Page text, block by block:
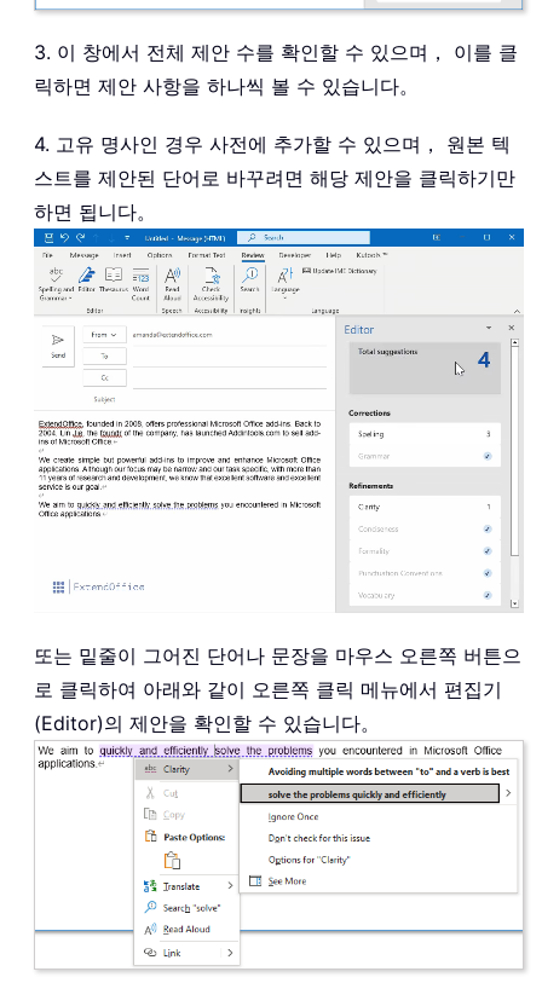
3. 이 창에서 전체 제안 수를 확인할 수 있으며， 이를 클
릭하면 제안 사항을 하나씩 볼 수 있습니다。
4. 고유 명사인 경우 사전에 추가할 수 있으며， 원본 텍
스트를 제안된 단어로 바꾸려면 해당 제안을 클릭하기만
하면 됩니다。
또는 밑줄이 그어진 단어나 문장을 마우스 오른쪽 버튼으
로 클릭하여 아래와 같이 오른쪽 클릭 메뉴에서 편집기
(Editor)의 제안을 확인할 수 있습니다。